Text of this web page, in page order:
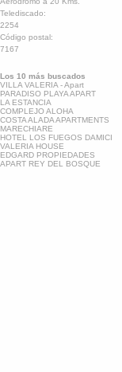
Telediscado:
2254
Código postal:
7167
Los 10 más buscados
VILLA VALERIA - Apart
PARADISO PLAYA APART
LA ESTANCIA
COMPLEJO ALOHA
COSTA ALADA APARTMENTS
MARECHIARE
HOTEL LOS FUEGOS DAMICI
VALERIA HOUSE
EDGARD PROPIEDADES
APART REY DEL BOSQUE